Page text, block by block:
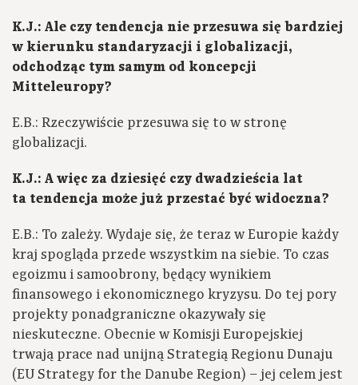
K.J.: Ale czy tendencja nie przesuwa się bardziej
w kierunku standaryzacji i globalizacji,
odchodząc tym samym od koncepcji
Mitteleuropy?
E.B.: Rzeczywiście przesuwa się to w stronę
globalizacji.
K.J.: A więc za dziesięć czy dwadzieścia lat
ta tendencja może już przestać być widoczna?
E.B.: To zależy. Wydaje się, że teraz w Europie każdy
kraj spogląda przede wszystkim na siebie. To czas
egoizmu i samoobrony, będący wynikiem
finansowego i ekonomicznego kryzysu. Do tej pory
projekty ponadgraniczne okazywały się
nieskuteczne. Obecnie w Komisji Europejskiej
trwają prace nad unijną Strategią Regionu Dunaju
(EU Strategy for the Danube Region) – jej celem jest